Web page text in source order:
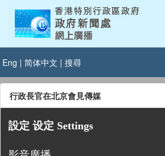
Eng | 简体中文 | 搜尋
行政長官在北京會見傳媒